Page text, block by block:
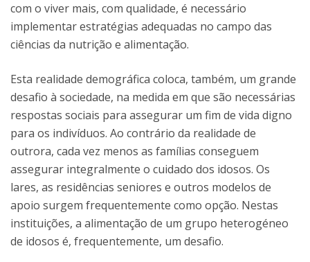
com o viver mais, com qualidade, é necessário
implementar estratégias adequadas no campo das
ciências da nutrição e alimentação.
Esta realidade demográfica coloca, também, um grande
desafio à sociedade, na medida em que são necessárias
respostas sociais para assegurar um fim de vida digno
para os indivíduos. Ao contrário da realidade de
outrora, cada vez menos as famílias conseguem
assegurar integralmente o cuidado dos idosos. Os
lares, as residências seniores e outros modelos de
apoio surgem frequentemente como opção. Nestas
instituições, a alimentação de um grupo heterogéneo
de idosos é, frequentemente, um desafio.